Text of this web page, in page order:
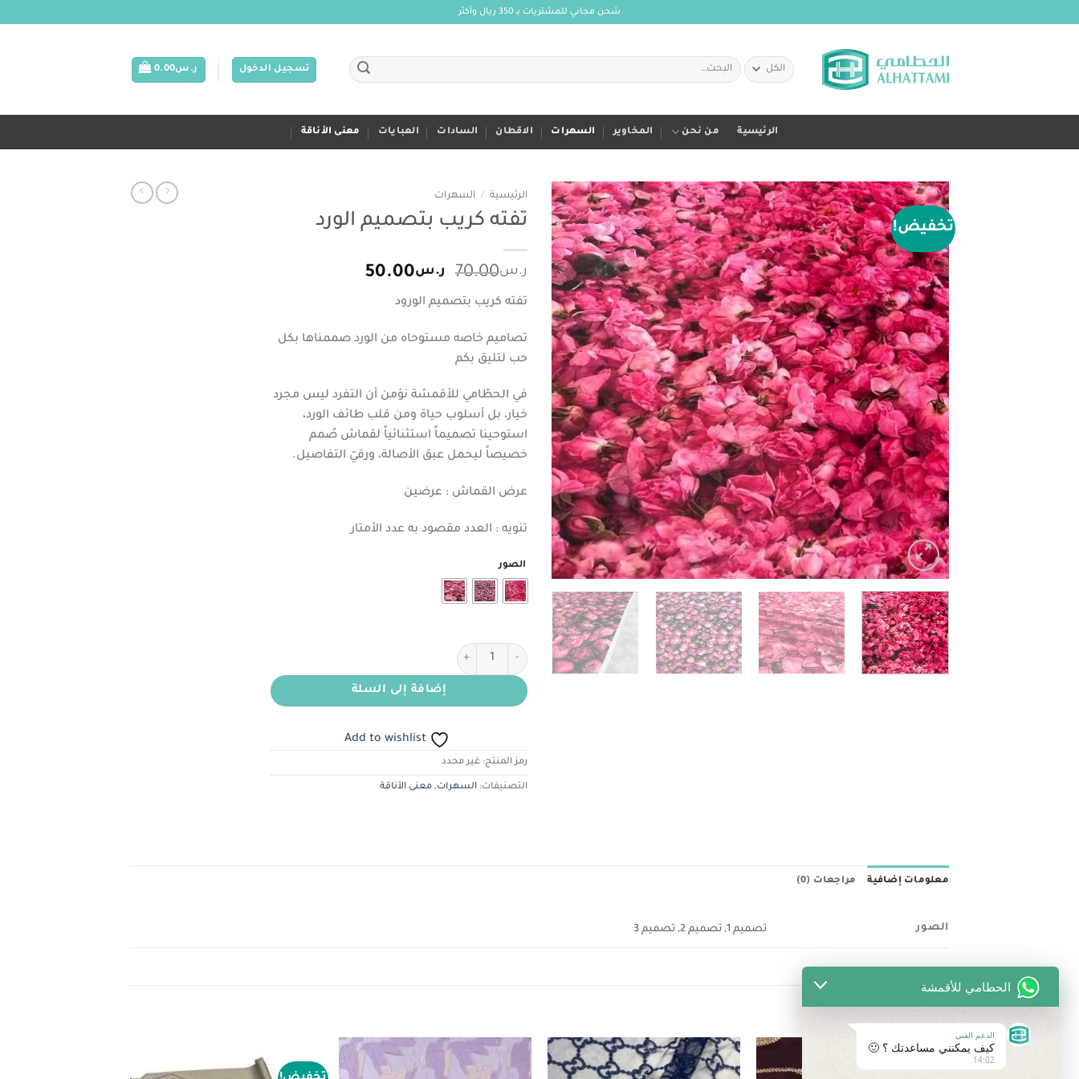
شحن مجاني للمشتريات بـ 350 ريال وأكثر
البحث
عن:
تسجيل الدخول ر.س0.00
الرئيسية من نحن المخاوير السهرات الاقطان السادات العبايات معنى الأناقة
تخفيض!
Add to
wishlist
الرئيسية / السهرات
تفته كريب بتصميم الورد
ر.س70.00 السعر
الأصلي
هو:
ر.س70.00.
ر.س50.00السعر
تفته كريب بتصميم الورود
تصاميم خاصه مستوحاه من الورد صممناها بكل
حب لتليق بكم
في الحطّامي للأقمشة نؤمن أن التفرد ليس مجرد
خيار، بل أسلوب حياة ومن قلب طائف الورد،
استوحينا تصميماً استثنائياً لقماش صُمم
خصيصاً ليحمل عبق الأصالة، ورقيّ التفاصيل.
عرض القماش : عرضين
تنويه : العدد مقصود به عدد الأمتار
الصور
كمية تفته كريب بتصميم الورد
إضافة إلى السلة
Add to wishlist
رمز المنتج: غير محدد
التصنيفات: السهرات, معنى الأناقة
معلومات إضافية مراجعات (0)
الصور تصميم 1, تصميم 2, تصميم 3
منتجات ذات صلة
الحطامي للأقمشة
الدعم الفني
كيف يمكنني مساعدتك ؟ 🙂
14:02